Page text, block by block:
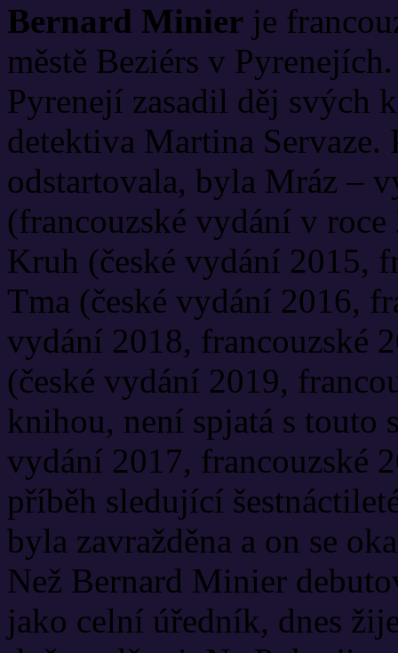
Bernard Minier je
městě Beziérs v
Pyrenejí zasadil děj svých
detektiva Martina
odstartovala, byla Mráz –
(francouzské vydání v
Kruh (české vydání 2015,
Tma (české vydání 2016,
vydání 2018, francouzské
(české vydání 2019,
knihou, není spjatá s touto
vydání 2017, francouzské
příběh sledující
byla zavražděna a on se
Než Bernard Minier
jako celní úředník, dnes